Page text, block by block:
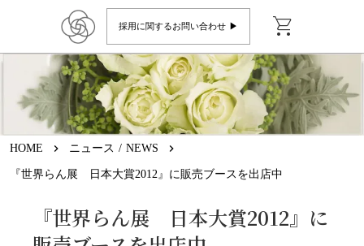
採用に関するお問い合わせ ▶︎ shopping_cart
HOME keyboard_arrow_right ニュース / NEWS keyboard_arrow_right
『世界らん展 日本大賞2012』に販売ブースを出店中
『世界らん展 日本大賞2012』に